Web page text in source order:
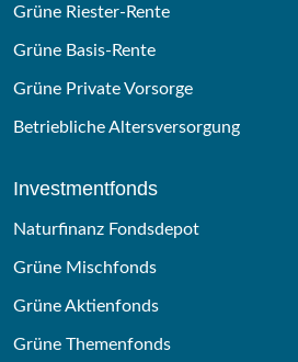
Grüne Riester-Rente
Grüne Basis-Rente
Grüne Private Vorsorge
Betriebliche Altersversorgung
Investmentfonds
Naturfinanz Fondsdepot
Grüne Mischfonds
Grüne Aktienfonds
Grüne Themenfonds